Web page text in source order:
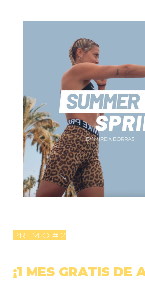
PREMIO # 2
¡1 MES GRATIS DE